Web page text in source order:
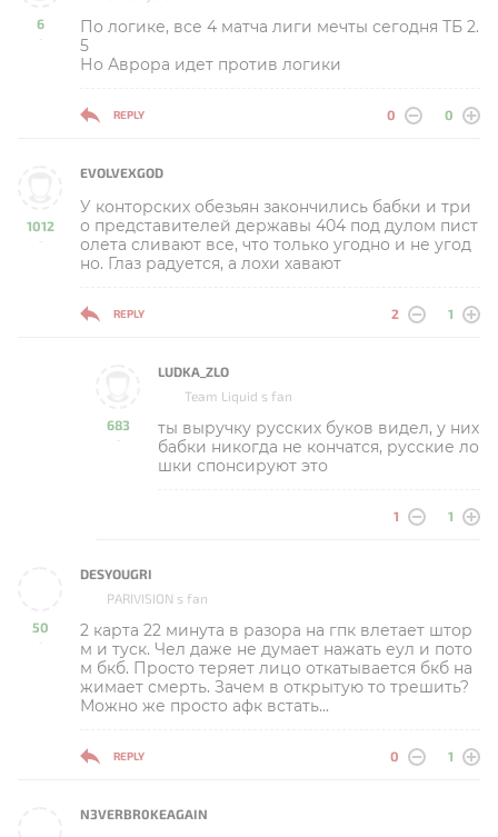
6
-
По логике, все 4 матча лиги мечты сегодня ТБ 2.
5
Но Аврора идет против логики
REPLY 0 0
1012
-
EVOLVEXGOD
У конторских обезьян закончились бабки и три
о представителей державы 404 под дулом пист
олета сливают все, что только угодно и не угод
но. Глаз радуется, а лохи хавают
REPLY 2 1
683
-
LUDKA_ZLO
Team Liquid s fan
ты выручку русских буков видел, у них
бабки никогда не кончатся, русские ло
шки спонсируют это
1 1
50
-
DESYOUGRI
PARIVISION s fan
2 карта 22 минута в разора на гпк влетает штор
м и туск. Чел даже не думает нажать еул и пото
м бкб. Просто теряет лицо откатывается бкб на
жимает смерть. Зачем в открытую то трешить?
Можно же просто афк встать...
REPLY 0 1
N3VERBR0KEAGAIN